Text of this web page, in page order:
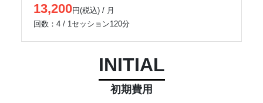
13,200円(税込) / 月
回数：4 / 1セッション120分
INITIAL
初期費用